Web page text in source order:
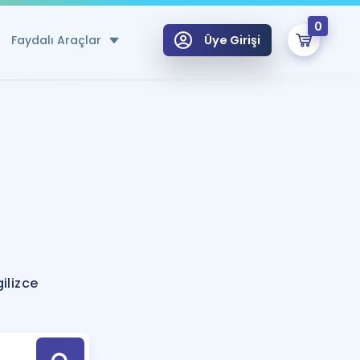
Faydalı Araçlar
Hesaplama Aracı
için Öneriler
Tek Takvimde
Üye Girişi
0